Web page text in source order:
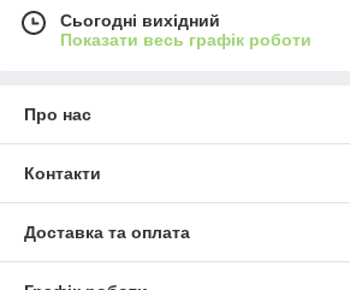
Сьогодні вихідний
Показати весь графік роботи
Про нас
Контакти
Доставка та оплата